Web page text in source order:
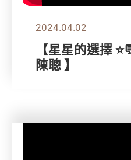
2024.04.02
【星星的選擇
陳聰 】